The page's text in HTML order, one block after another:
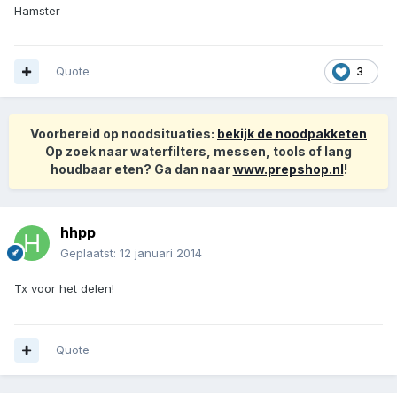
Hamster
3
Quote
Voorbereid op noodsituaties: bekijk de noodpakketen
Op zoek naar waterfilters, messen, tools of lang
houdbaar eten? Ga dan naarwww.prepshop.nl!
hhpp
Geplaatst: 12 januari 2014
Tx voor het delen!
Quote